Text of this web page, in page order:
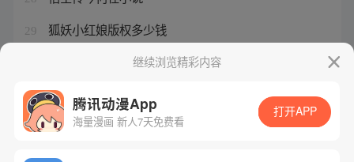
29 狐妖小红娘版权多少钱
一人之下是电影吗继续浏览精彩内容
腾讯动漫App
海量漫画 新人7天免费看
打开APP